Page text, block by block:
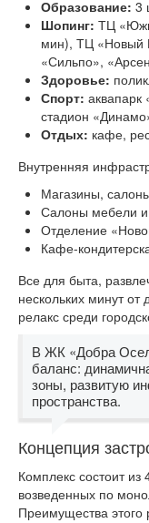
Образование: 3
Шопинг: ТЦ
мин), ТЦ «Новый
«Сильпо»,
Здоровье:
Спорт:
стадион
Отдых: кафе,
Внутренняя
Магазины,
Салоны мебели и
Отделение
Кафе-
Все для быта,
нескольких минут от
релакс среди
В ЖК «Добра
баланс:
зоны, развитую
пространства.
Концепция
Комплекс состоит
возведенных по
Преимущества